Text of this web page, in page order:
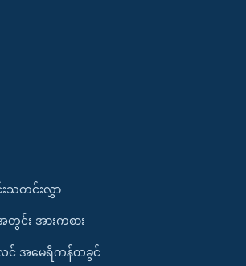
းသတင်းလွှာ
င်း အားကစား
အမေရိကန်တခွင်